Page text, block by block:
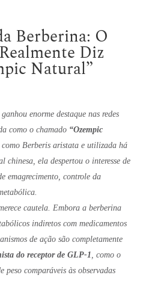
Berberina: O
Diz
Natural”
enorme destaque nas redes
como o chamado “Ozempic
Berberis aristata e utilizada há
chinesa, ela despertou o interesse de
emagrecimento, controle da
cautela. Embora a berberina
indiretos com medicamentos
de ação são completamente
do receptor de GLP-1, como o
peso comparáveis às observadas